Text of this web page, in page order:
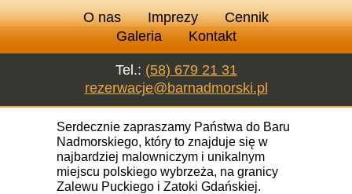
O nas Imprezy
Cennik
Galeria
Kontakt
Tel.: (58) 679 21 31
rezerwacje@barnadmorski.pl
Serdecznie zapraszamy Państwa do Baru
Nadmorskiego, który to znajduje się w
najbardziej malowniczym i unikalnym
miejscu polskiego wybrzeża, na granicy
Zalewu Puckiego i Zatoki Gdańskiej.